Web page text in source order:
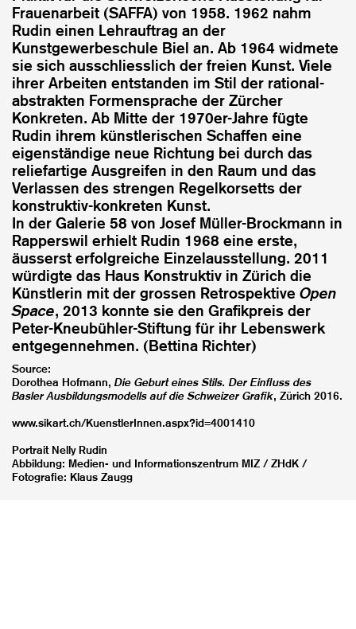
Frauenarbeit (SAFFA) von 1958. 1962 nahm
Rudin einen Lehrauftrag an der
Kunstgewerbeschule Biel an. Ab 1964 widmete
sie sich ausschliesslich der freien Kunst. Viele
ihrer Arbeiten entstanden im Stil der rational-
abstrakten Formensprache der Zürcher
Konkreten. Ab Mitte der 1970er-Jahre fügte
Rudin ihrem künstlerischen Schaffen eine
eigenständige neue Richtung bei durch das
reliefartige Ausgreifen in den Raum und das
Verlassen des strengen Regelkorsetts der
konstruktiv-konkreten Kunst.
In der Galerie 58 von Josef Müller-Brockmann in
Rapperswil erhielt Rudin 1968 eine erste,
äusserst erfolgreiche Einzelausstellung. 2011
würdigte das Haus Konstruktiv in Zürich die
Künstlerin mit der grossen Retrospektive Open
Space, 2013 konnte sie den Grafikpreis der
Peter-Kneubühler-Stiftung für ihr Lebenswerk
entgegennehmen. (Bettina Richter)
Source:
Dorothea Hofmann, Die Geburt eines Stils. Der Einfluss des
Basler Ausbildungsmodells auf die Schweizer Grafik, Zürich 2016.
www.sikart.ch/KuenstlerInnen.aspx?id=4001410
Portrait Nelly Rudin
Abbildung: Medien- und Informationszentrum MIZ / ZHdK /
Fotografie: Klaus Zaugg